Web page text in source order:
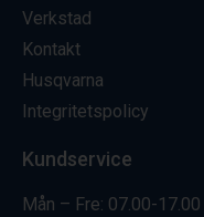
Verkstad
Kontakt
Husqvarna
Integritetspolicy
Kundservice
Mån – Fre: 07.00-17.00